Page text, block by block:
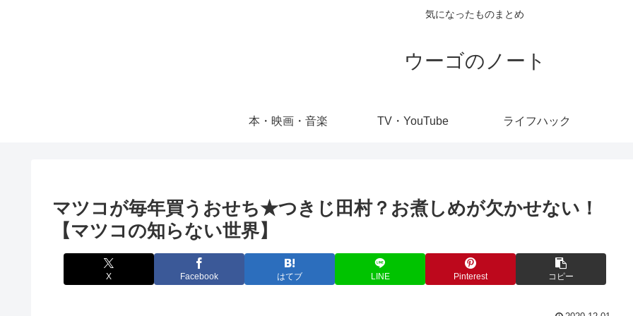
気になったものまとめ
ウーゴのノート
本・映画・音楽 TV・YouTube ライフハック
マツコが毎年買うおせち★つきじ田村？お煮しめが欠かせない！
【マツコの知らない世界】
X Facebook はてブ LINE Pinterest コピー